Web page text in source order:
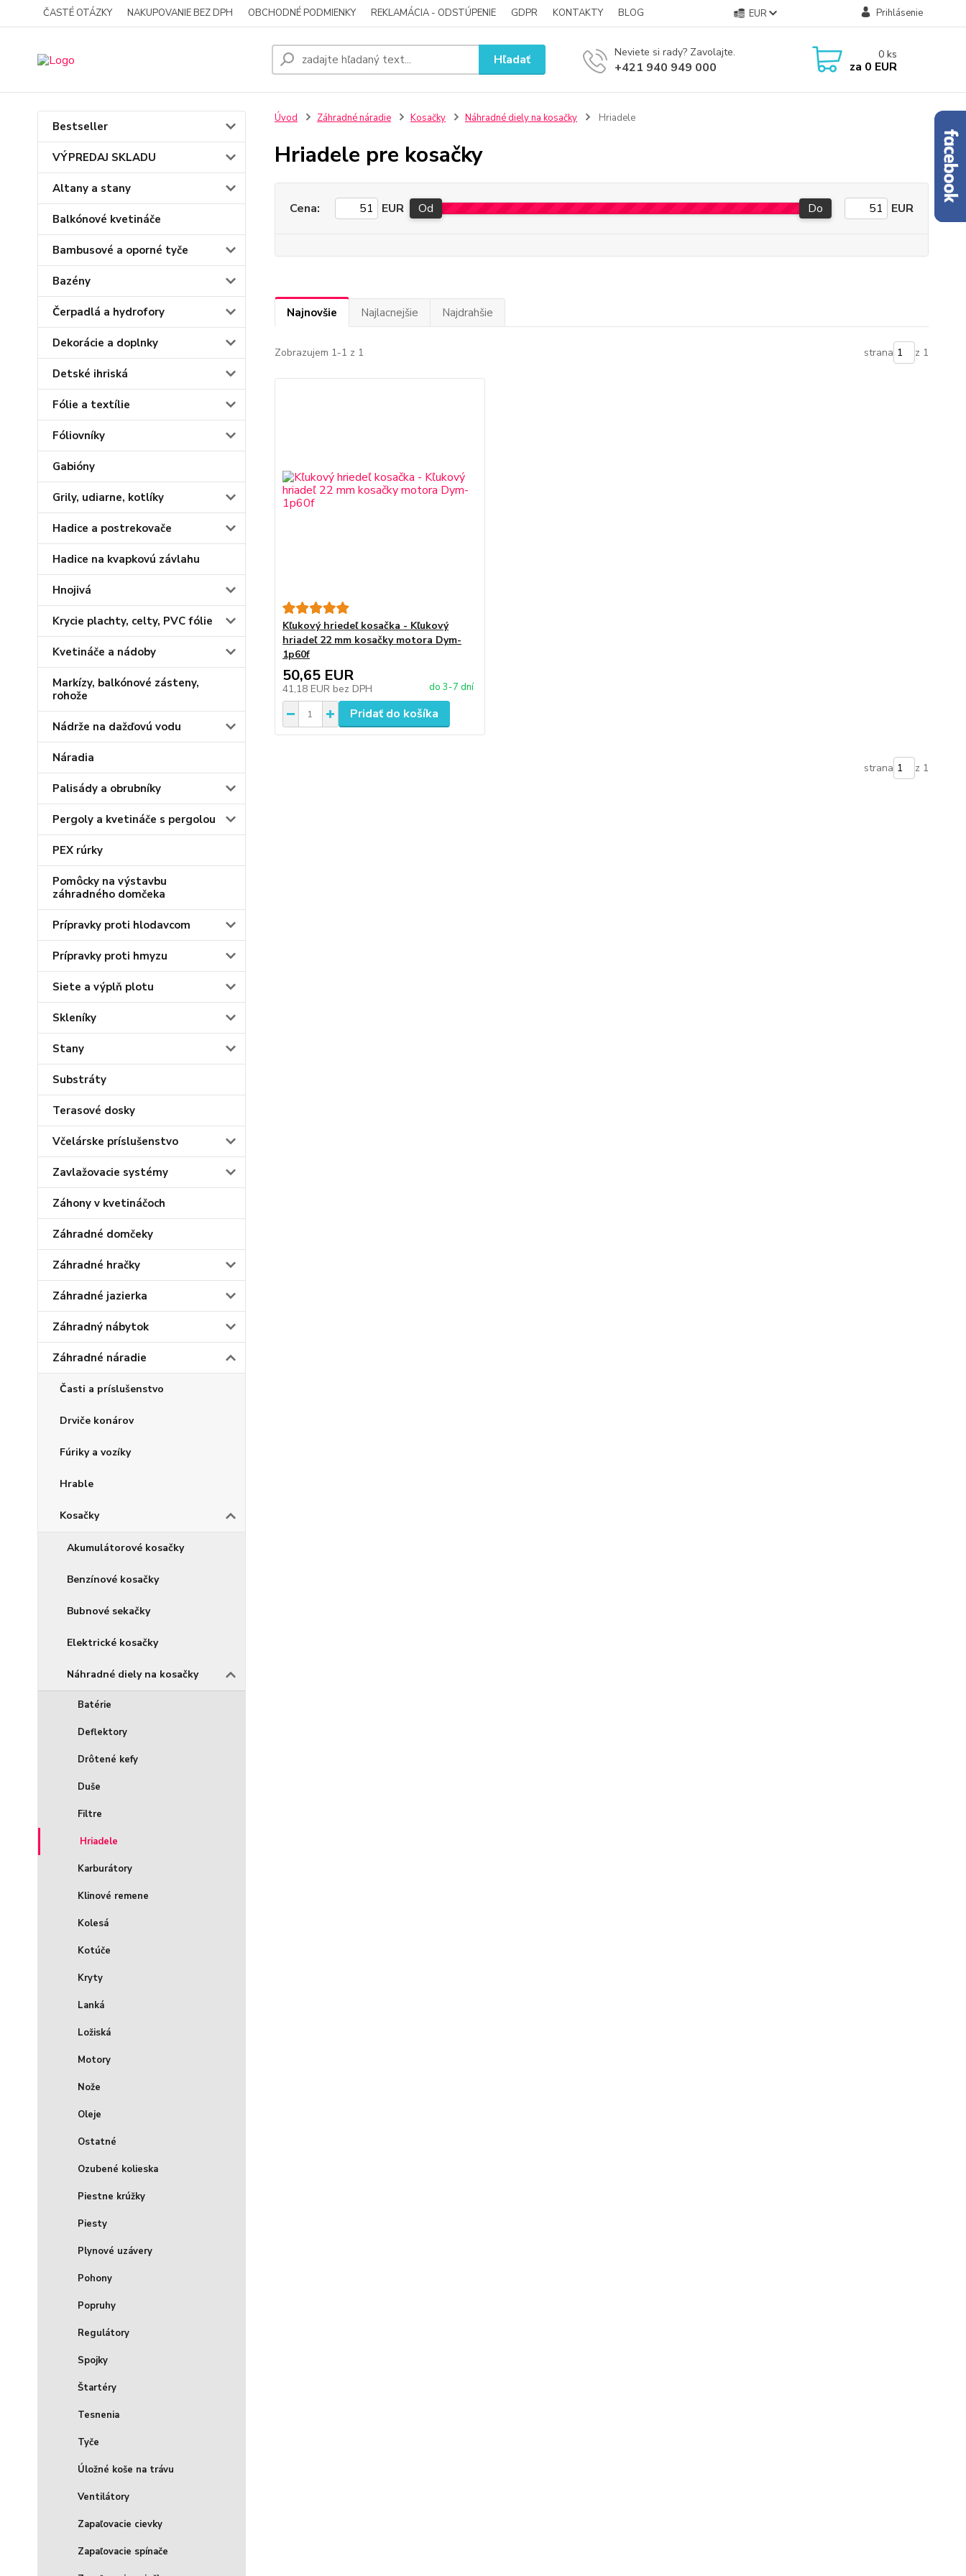
ČASTÉ OTÁZKY NAKUPOVANIE BEZ DPH OBCHODNÉ PODMIENKY REKLAMÁCIA - ODSTÚPENIE GDPR KONTAKTY BLOG EUR Prihlásenie
Hľadať Neviete si rady? Zavolajte.
+421 940 949 000
0 ks
za 0 EUR
Bestseller
VÝPREDAJ SKLADU
Altany a stany
Balkónové kvetináče
Bambusové a oporné tyče
Bazény
Čerpadlá a hydrofory
Dekorácie a doplnky
Detské ihriská
Fólie a textílie
Fóliovníky
Gabióny
Grily, udiarne, kotlíky
Hadice a postrekovače
Hadice na kvapkovú závlahu
Hnojivá
Krycie plachty, celty, PVC fólie
Kvetináče a nádoby
Markízy, balkónové zásteny,
rohože
Nádrže na dažďovú vodu
Náradia
Palisády a obrubníky
Pergoly a kvetináče s pergolou
PEX rúrky
Pomôcky na výstavbu
záhradného domčeka
Prípravky proti hlodavcom
Prípravky proti hmyzu
Siete a výplň plotu
Skleníky
Stany
Substráty
Terasové dosky
Včelárske príslušenstvo
Zavlažovacie systémy
Záhony v kvetináčoch
Záhradné domčeky
Záhradné hračky
Záhradné jazierka
Záhradný nábytok
Záhradné náradie
Časti a príslušenstvo
Drviče konárov
Fúriky a vozíky
Hrable
Kosačky
Akumulátorové kosačky
Benzínové kosačky
Bubnové sekačky
Elektrické kosačky
Náhradné diely na kosačky
Batérie
Deflektory
Drôtené kefy
Duše
Filtre
Hriadele
Karburátory
Klinové remene
Kolesá
Kotúče
Kryty
Lanká
Ložiská
Motory
Nože
Oleje
Ostatné
Ozubené kolieska
Piestne krúžky
Piesty
Plynové uzávery
Pohony
Popruhy
Regulátory
Spojky
Štartéry
Tesnenia
Tyče
Úložné koše na trávu
Ventilátory
Zapaľovacie cievky
Zapaľovacie spínače
Úvod Záhradné náradie Kosačky Náhradné diely na kosačky Hriadele
Hriadele pre kosačky
Cena: EUR Od Do EUR
Najnovšie Najlacnejšie Najdrahšie
Zobrazujem 1-1 z 1 strana z 1
Kľukový hriedeľ kosačka - Kľukový
hriadeľ 22 mm kosačky motora Dym-
1p60f
50,65 EUR
41,18 EUR bez DPH do 3-7 dní
Pridať do košíka
strana z 1